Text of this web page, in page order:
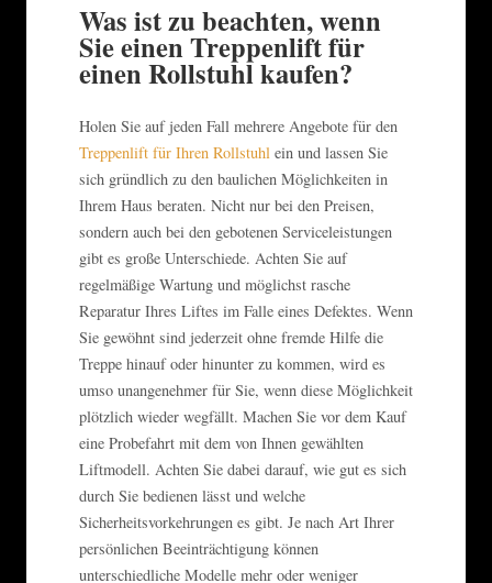
Was ist zu beachten, wenn
Sie einen Treppenlift für
einen Rollstuhl kaufen?
Holen Sie auf jeden Fall mehrere Angebote für den
Treppenlift für Ihren Rollstuhl ein und lassen Sie
sich gründlich zu den baulichen Möglichkeiten in
Ihrem Haus beraten. Nicht nur bei den Preisen,
sondern auch bei den gebotenen Serviceleistungen
gibt es große Unterschiede. Achten Sie auf
regelmäßige Wartung und möglichst rasche
Reparatur Ihres Liftes im Falle eines Defektes. Wenn
Sie gewöhnt sind jederzeit ohne fremde Hilfe die
Treppe hinauf oder hinunter zu kommen, wird es
umso unangenehmer für Sie, wenn diese Möglichkeit
plötzlich wieder wegfällt. Machen Sie vor dem Kauf
eine Probefahrt mit dem von Ihnen gewählten
Liftmodell. Achten Sie dabei darauf, wie gut es sich
durch Sie bedienen lässt und welche
Sicherheitsvorkehrungen es gibt. Je nach Art Ihrer
persönlichen Beeinträchtigung können
unterschiedliche Modelle mehr oder weniger